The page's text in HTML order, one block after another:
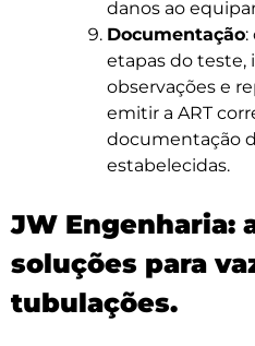
danos ao
Documentação:
etapas do teste,
observações e
emitir a ART
documentação
estabelecidas.
JW Engenharia:
soluções para
tubulações.